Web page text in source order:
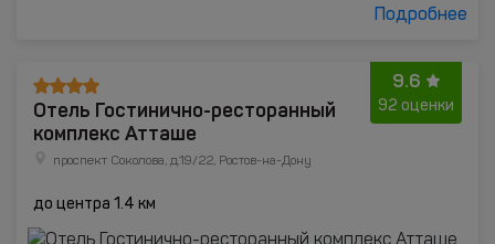
Подробнее
9.6
92 оценки
Отель Гостинично-ресторанный
комплекс Атташе
проспект Соколова, д.19/22, Ростов-на-Дону
до центра 1.4 км